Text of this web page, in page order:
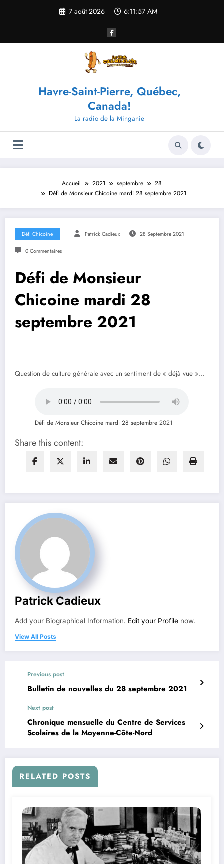
7 août 2026 6:11:58 AM
Havre-Saint-Pierre, Québec,
Canada!
La radio de la Minganie
Accueil 2021 septembre
28
Défi de Monsieur Chicoine mardi 28 septembre 2021
Défi Chicoine Patrick Cadieux 28 Septembre 2021
0 Commentaires
Défi de Monsieur
Chicoine mardi 28
septembre 2021
Question de culture générale avec un sentiment de « déjà vue »…
Défi de Monsieur Chicoine mardi 28 septembre 2021
Share this content:
Patrick Cadieux
Add your Biographical Information. Edit your Profile now.
View All Posts
Previous post
Bulletin de nouvelles du 28 septembre 2021
Next post
Chronique mensuelle du Centre de Services
Scolaires de la Moyenne-Côte-Nord
RELATED POSTS